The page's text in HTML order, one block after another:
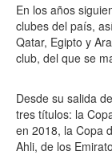
En los años
clubes del país,
Qatar, Egipto y
club, del que se
Desde su salida
tres títulos: la
en 2018, la Copa
Ahli, de los